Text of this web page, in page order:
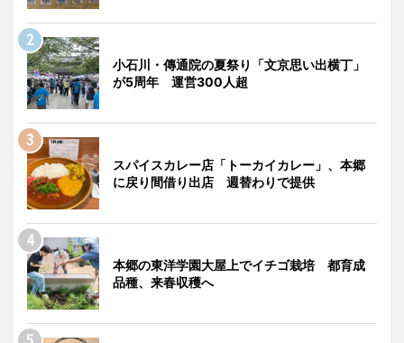
小石川・傳通院の夏祭り「文京思い出横丁」
が5周年 運営300人超
スパイスカレー店「トーカイカレー」、本郷
に戻り間借り出店 週替わりで提供
本郷の東洋学園大屋上でイチゴ栽培 都育成
品種、来春収穫へ